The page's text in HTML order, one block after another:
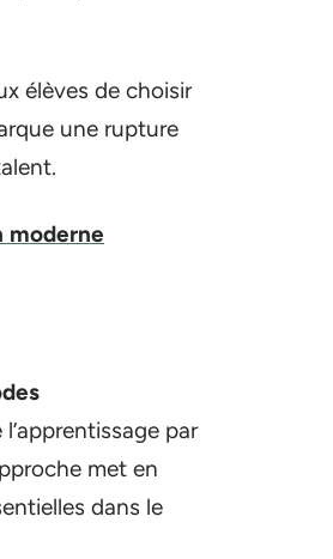
élèves de choisir
une rupture
moderne
par
met en
dans le